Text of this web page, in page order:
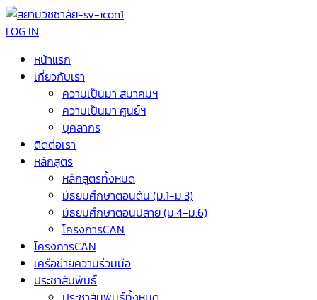
LOG IN
หน้าแรก
เกี่ยวกับเรา
ความเป็นมา สมาคมฯ
ความเป็นมา ศูนย์ฯ
บุคลากร
ติดต่อเรา
หลักสูตร
หลักสูตรทั้งหมด
มัธยมศึกษาตอนต้น (ม.1-ม.3)
มัธยมศึกษาตอนปลาย (ม.4-ม.6)
โครงการCAN
โครงการCAN
เครือข่ายความร่วมมือ
ประชาสัมพันธ์